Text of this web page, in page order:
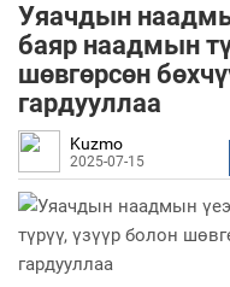
Уяачдын
баяр наадмын
шөвгөрсөн
гардууллаа
Kuzmo
2025-07-15